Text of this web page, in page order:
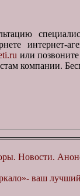
интернет-
или
компании.
Новости.
ваш